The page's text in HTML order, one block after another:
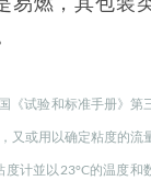
《试验和标准手册》第
又或用以确定粘度的流
计並以23°C的温度和